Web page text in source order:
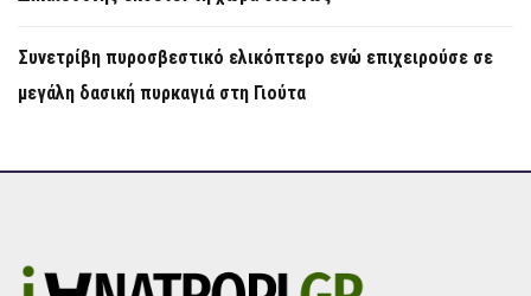
Συνετρίβη πυροσβεστικό ελικόπτερο ενώ επιχειρούσε σε
μεγάλη δασική πυρκαγιά στη Γιούτα